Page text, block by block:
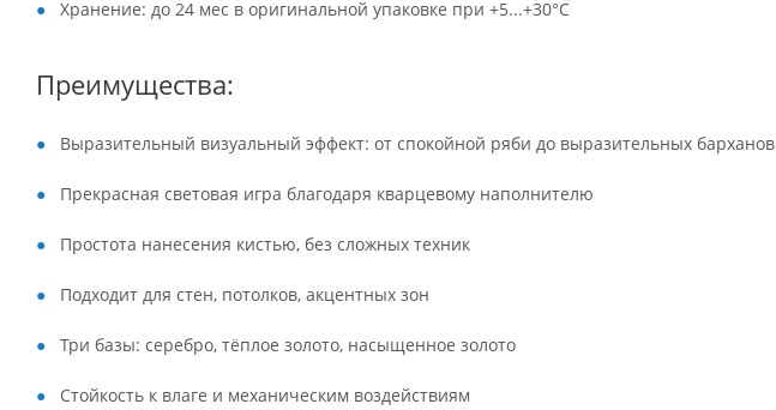
Хранение: до 24 мес в оригинальной упаковке при +5...+30°C
Преимущества:
Выразительный визуальный эффект: от спокойной ряби до выразительных барханов
Прекрасная световая игра благодаря кварцевому наполнителю
Простота нанесения кистью, без сложных техник
Подходит для стен, потолков, акцентных зон
Три базы: серебро, тёплое золото, насыщенное золото
Стойкость к влаге и механическим воздействиям